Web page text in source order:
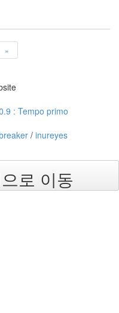
»
: Tempo primo
/ inureyes
로 이동